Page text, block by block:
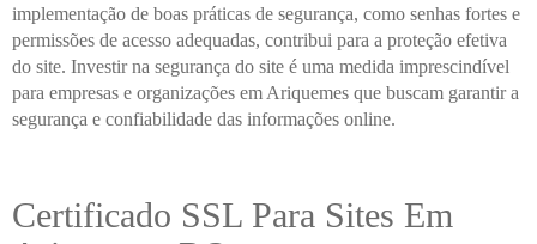
implementação de boas práticas de segurança, como senhas fortes e
permissões de acesso adequadas, contribui para a proteção efetiva
do site. Investir na segurança do site é uma medida imprescindível
para empresas e organizações em Ariquemes que buscam garantir a
segurança e confiabilidade das informações online.
Certificado SSL Para Sites Em